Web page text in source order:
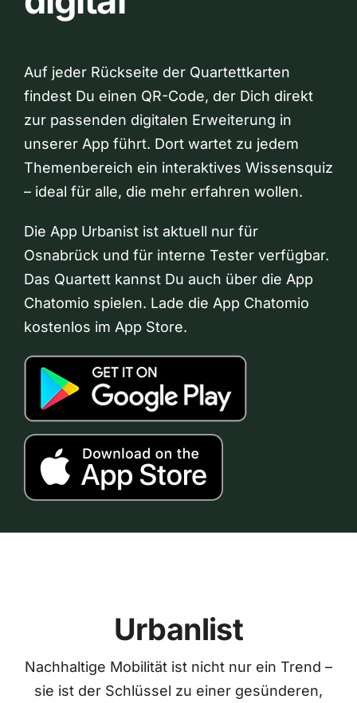
Auf jeder Rückseite der Quartettkarten
findest Du einen QR-Code, der Dich direkt
zur passenden digitalen Erweiterung in
unserer App führt. Dort wartet zu jedem
Themenbereich ein interaktives Wissensquiz
– ideal für alle, die mehr erfahren wollen.
Die App Urbanist ist aktuell nur für
Osnabrück und für interne Tester verfügbar.
Das Quartett kannst Du auch über die App
Chatomio spielen. Lade die App Chatomio
kostenlos im App Store.
Urbanlist
Nachhaltige Mobilität ist nicht nur ein Trend –
sie ist der Schlüssel zu einer gesünderen,